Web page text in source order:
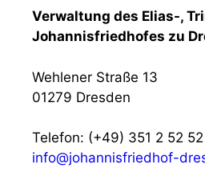
Verwaltung des Elias-,
Johannisfriedhofes zu
Wehlener Straße 13
01279 Dresden
Telefon: (+49) 351 2 52
info@johannisfriedhof-